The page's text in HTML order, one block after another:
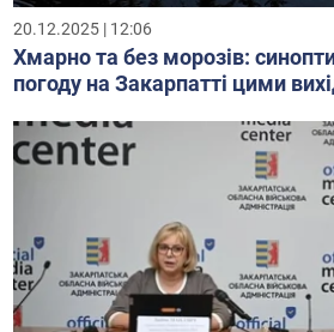
20.12.2025 | 12:06
Хмарно та без морозів:
погоду на Закарпатті цими